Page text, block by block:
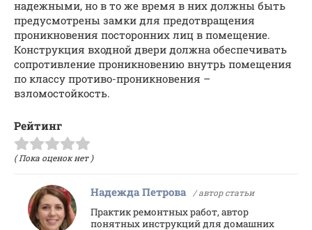
надежными, но в то же время в них должны быть
предусмотрены замки для предотвращения
проникновения посторонних лиц в помещение.
Конструкция входной двери должна обеспечивать
сопротивление проникновению внутрь помещения
по классу противо-проникновения –
взломостойкость.
Рейтинг
( Пока оценок нет )
Надежда Петрова / автор статьи
Практик ремонтных работ, автор
понятных инструкций для домашних